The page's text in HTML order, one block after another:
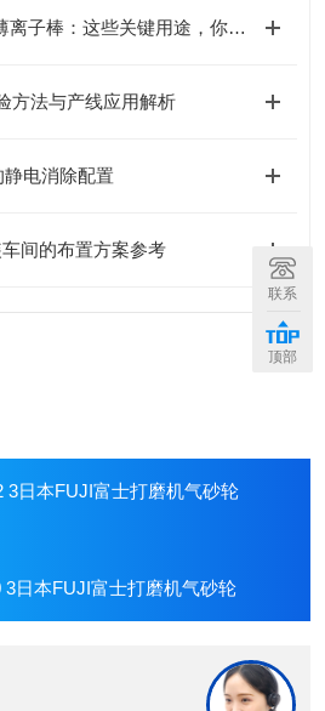
揭秘内置型高频交流超薄离子棒：这些关键用途，你可能还没了解！
方法与产线应用解析
电消除配置
间的布置方案参考
3日本FUJI富士打磨机气砂轮
3日本FUJI富士打磨机气砂轮
联系
顶部